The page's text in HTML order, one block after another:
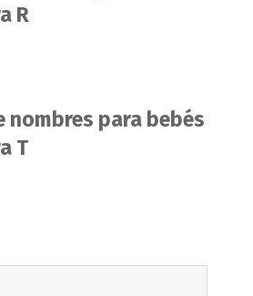
R
nombres para bebés
T